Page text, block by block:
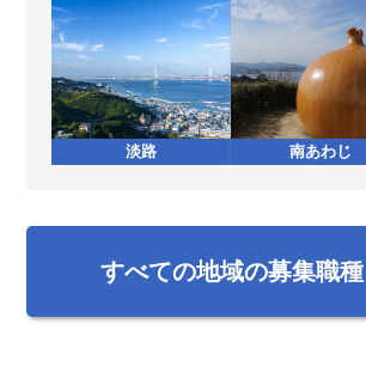
淡路 南あわじ
すべての地域の募集職